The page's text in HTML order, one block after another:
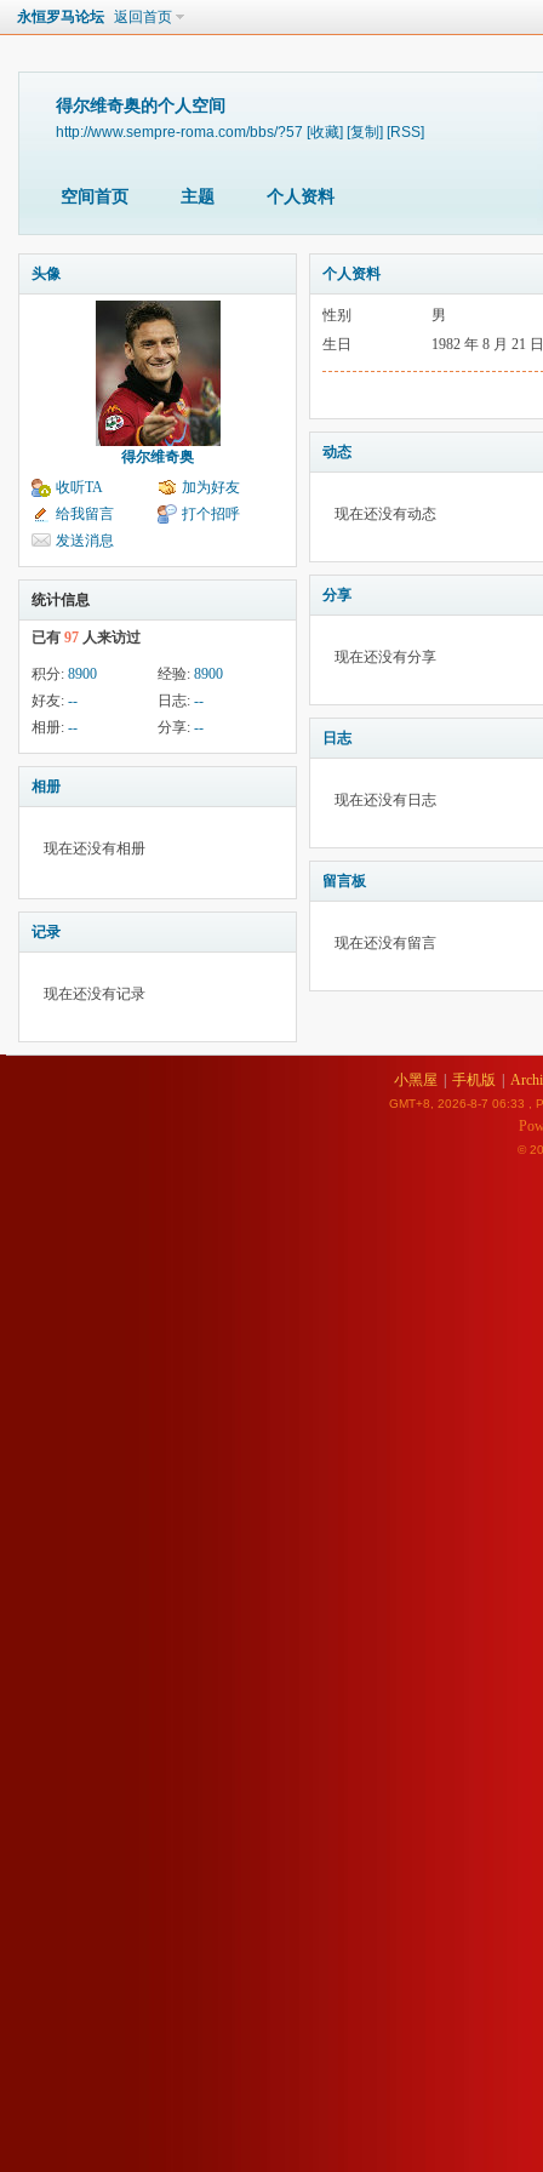
永恒罗马论坛 返回首页
得尔维奇奥的个人空间
http://www.sempre-roma.com/bbs/?57 [收藏] [复制] [RSS]
空间首页 主题 个人资料
头像
得尔维奇奥
收听TA
加为好友
给我留言
打个招呼
发送消息
统计信息
已有 97 人来访过
积分: 8900 经验: 8900
好友: -- 日志: --
相册: -- 分享: --
相册
现在还没有相册
记录
现在还没有记录
个人资料
性别
男
生日
1982 年 8 月 21 日
动态
现在还没有动态
分享
现在还没有分享
日志
现在还没有日志
留言板
现在还没有留言
小黑屋 手机版
GMT+8, 2026-8-7 06:33 ,
©